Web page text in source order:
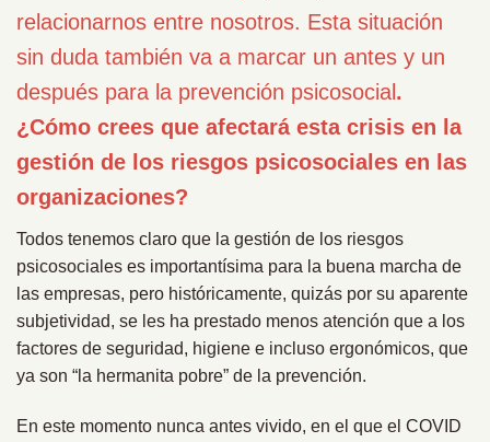
relacionarnos entre nosotros. Esta situación
sin duda también va a marcar un antes y un
después para la prevención psicosocial .
¿Cómo crees que afectará esta crisis en la
gestión de los riesgos psicosociales en las
organizaciones?
Todos tenemos claro que la gestión de los riesgos
psicosociales es importantísima para la buena marcha de
las empresas, pero históricamente, quizás por su aparente
subjetividad, se les ha prestado menos atención que a los
factores de seguridad, higiene e incluso ergonómicos, que
ya son “la hermanita pobre” de la prevención.
En este momento nunca antes vivido, en el que el COVID